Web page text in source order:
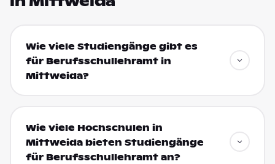
Wie viele Studiengänge gibt es
für Berufsschullehramt in
Mittweida?
Wie viele Hochschulen in
Mittweida bieten Studiengänge
für Berufsschullehramt an?